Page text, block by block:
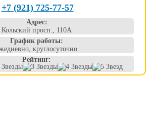
+7 (921) 725-77-57
Адрес:
Кольский просп., 110А
График работы:
круглосуточно
Рейтинг: